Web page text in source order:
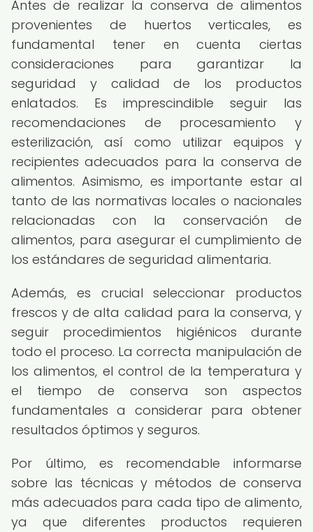
Antes de realizar la conserva de alimentos
provenientes de huertos verticales, es
fundamental tener en cuenta ciertas
consideraciones para garantizar la
seguridad y calidad de los productos
enlatados. Es imprescindible seguir las
recomendaciones de procesamiento y
esterilización, así como utilizar equipos y
recipientes adecuados para la conserva de
alimentos. Asimismo, es importante estar al
tanto de las normativas locales o nacionales
relacionadas con la conservación de
alimentos, para asegurar el cumplimiento de
los estándares de seguridad alimentaria.
Además, es crucial seleccionar productos
frescos y de alta calidad para la conserva, y
seguir procedimientos higiénicos durante
todo el proceso. La correcta manipulación de
los alimentos, el control de la temperatura y
el tiempo de conserva son aspectos
fundamentales a considerar para obtener
resultados óptimos y seguros.
Por último, es recomendable informarse
sobre las técnicas y métodos de conserva
más adecuados para cada tipo de alimento,
ya que diferentes productos requieren